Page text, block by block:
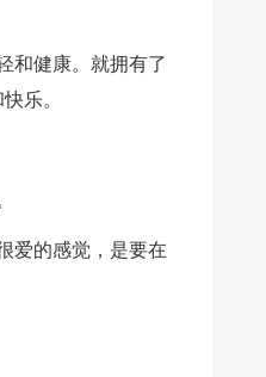
和健康。就拥有了
乐。
爱的感觉，是要在